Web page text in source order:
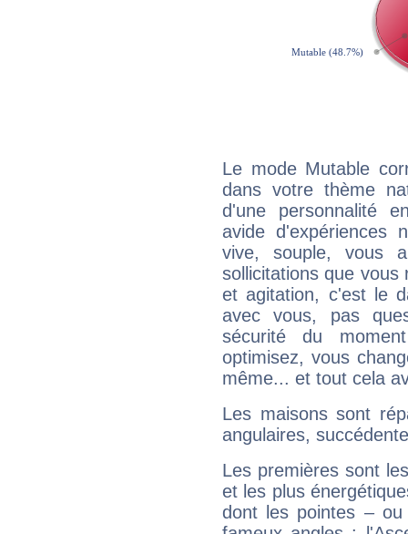
Le mode Mutable
dans votre thème
d'une personnalité
avide d'expériences
vive, souple, vous
sollicitations que vous
et agitation, c'est le
avec vous, pas
sécurité du
optimisez, vous
même... et tout cela
Les maisons sont
angulaires,
Les premières sont
et les plus
dont les pointes –